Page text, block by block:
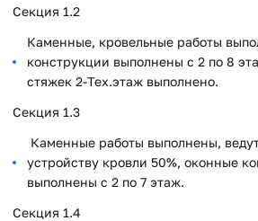
Секция 1.2
Каменные, кровельные работы
конструкции выполнены с 2 по 8
стяжек 2-Тех.этаж выполнено.
Секция 1.3
Каменные работы выполнены,
устройству кровли 50%, оконные
выполнены с 2 по 7 этаж.
Секция 1.4